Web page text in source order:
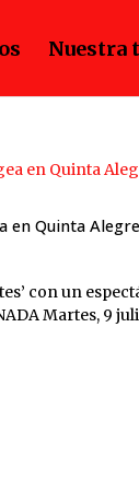
Nuestra
en Quinta
con un
Martes, 9